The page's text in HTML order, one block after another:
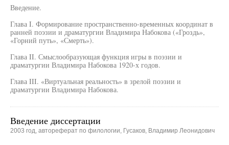
Введение.
Глава I. Формирование пространственно-временных координат в
ранней поэзии и драматургии Владимира Набокова («Гроздь»,
«Горний путь», «Смерть»).
Глава II. Смыслообразующая функция игры в поэзии и
драматургии Владимира Набокова 1920-х годов.
Глава III. «Виртуальная реальность» в зрелой поэзии и
драматургии Владимира Набокова.
Введение диссертации
2003 год, автореферат по филологии, Гусаков, Владимир Леонидович